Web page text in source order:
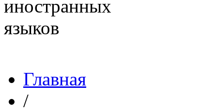
Главная
/